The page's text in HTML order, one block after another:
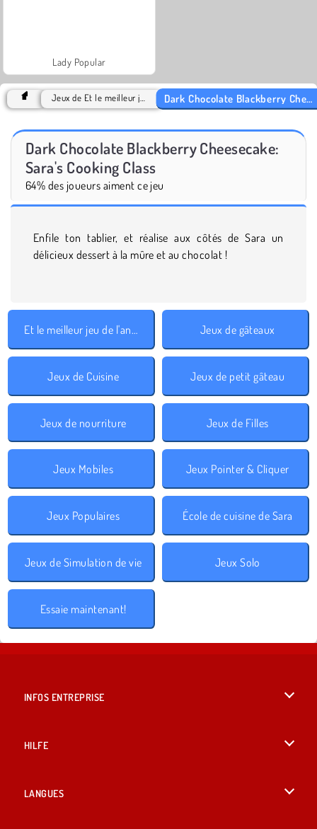
Lady Popular
Dark Chocolate Blackberry Cheesecake:
Sara's Cooking Class
64% des joueurs aiment ce jeu
Enfile ton tablier, et réalise aux côtés de Sara un
délicieux dessert à la mûre et au chocolat !
Et le meilleur jeu de l'année est 2018 Jeux de gâteaux
Jeux de Cuisine Jeux de petit gâteau
Jeux de nourriture Jeux de Filles
Jeux Mobiles Jeux Pointer & Cliquer
Jeux Populaires École de cuisine de Sara
Jeux de Simulation de vie Jeux Solo
Essaie maintenant!
INFOS ENTREPRISE
HILFE
LANGUES